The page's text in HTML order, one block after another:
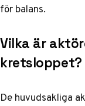
för balans.
Vilka är
kretsloppet?
De huvudsakliga